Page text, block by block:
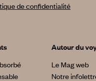
de confidentialité
Autour du
Le Mag web
Notre